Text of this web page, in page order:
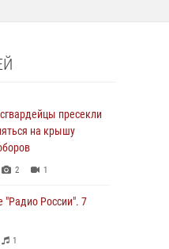
пресекли
на крышу
2 1
"Радио России". 7
1